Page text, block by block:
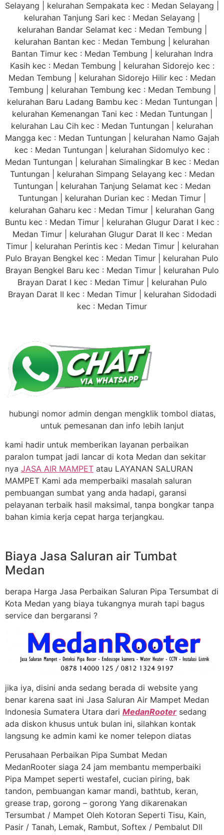
Selayang | kelurahan Sempakata kec : Medan Selayang |
kelurahan Tanjung Sari kec : Medan Selayang |
kelurahan Bandar Selamat kec : Medan Tembung |
kelurahan Bantan kec : Medan Tembung | kelurahan
Bantan Timur kec : Medan Tembung | kelurahan Indra
Kasih kec : Medan Tembung | kelurahan Sidorejo kec :
Medan Tembung | kelurahan Sidorejo Hilir kec : Medan
Tembung | kelurahan Tembung kec : Medan Tembung |
kelurahan Baru Ladang Bambu kec : Medan Tuntungan |
kelurahan Kemenangan Tani kec : Medan Tuntungan |
kelurahan Lau Cih kec : Medan Tuntungan | kelurahan
Mangga kec : Medan Tuntungan | kelurahan Namo Gajah
kec : Medan Tuntungan | kelurahan Sidomulyo kec :
Medan Tuntungan | kelurahan Simalingkar B kec : Medan
Tuntungan | kelurahan Simpang Selayang kec : Medan
Tuntungan | kelurahan Tanjung Selamat kec : Medan
Tuntungan | kelurahan Durian kec : Medan Timur |
kelurahan Gaharu kec : Medan Timur | kelurahan Gang
Buntu kec : Medan Timur | kelurahan Glugur Darat I kec :
Medan Timur | kelurahan Glugur Darat II kec : Medan
Timur | kelurahan Perintis kec : Medan Timur | kelurahan
Pulo Brayan Bengkel kec : Medan Timur | kelurahan Pulo
Brayan Bengkel Baru kec : Medan Timur | kelurahan Pulo
Brayan Darat I kec : Medan Timur | kelurahan Pulo
Brayan Darat II kec : Medan Timur | kelurahan Sidodadi
kec : Medan Timur
hubungi nomor admin dengan mengklik tombol diatas,
untuk pemesanan dan info lebih lanjut
kami hadir untuk memberikan layanan perbaikan
paralon tumpat jadi lancar di kota Medan dan sekitar
nya JASA AIR MAMPET atau LAYANAN SALURAN
MAMPET Kami ada memperbaiki masalah saluran
pembuangan sumbat yang anda hadapi, garansi
pelayanan terbaik hasil maksimal, tanpa bongkar tanpa
bahan kimia kerja cepat harga terjangkau.
Biaya Jasa Saluran air Tumbat
Medan
berapa Harga Jasa Perbaikan Saluran Pipa Tersumbat di
Kota Medan yang biaya tukangnya murah tapi bagus
service dan bergaransi ?
jika iya, disini anda sedang berada di website yang
benar karena saat ini Jasa Saluran Air Mampet Medan
Indonesia Sumatera Utara dari MedanRooter sedang
ada diskon khusus untuk bulan ini, silahkan kontak
langsung ke admin kami ke nomer telepon diatas
Perusahaan Perbaikan Pipa Sumbat Medan
MedanRooter siaga 24 jam membantu memperbaiki
Pipa Mampet seperti westafel, cucian piring, bak
tandon, pembuangan kamar mandi, bathtub, keran,
grease trap, gorong – gorong Yang dikarenakan
Tersumbat / Mampet Oleh Kotoran Seperti Tisu, Kain,
Pasir / Tanah, Lemak, Rambut, Softex / Pembalut Dll